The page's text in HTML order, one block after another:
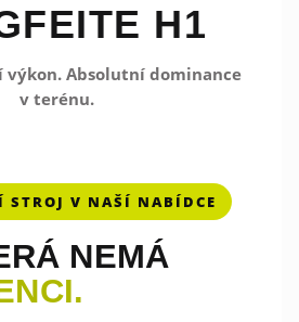
H1
výkon. Absolutní dominance
v terénu.
STROJ V NAŠÍ NABÍDCE
NEMÁ